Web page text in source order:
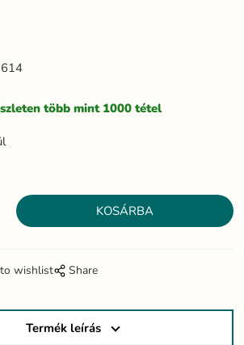
több mint 1000 tétel
wishlist Share
Termék leírás